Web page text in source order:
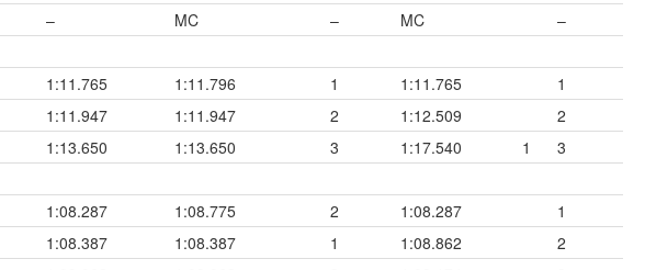
– MC – MC
–
1:11.765 1:11.796 1 1:11.765
1
1:11.947 1:11.947 2 1:12.509
2
1:13.650 1:13.650 3 1:17.540 1
3
1:08.287 1:08.775 2 1:08.287
1
1:08.387 1:08.387 1 1:08.862
2